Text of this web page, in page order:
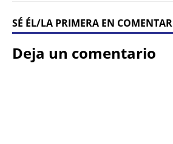
SÉ ÉL/LA PRIMERA EN COMENTAR
Deja un comentario